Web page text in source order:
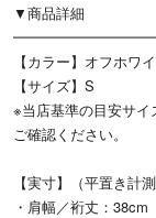
▼商品詳細
【カラー】オフホワ
【サイズ】S
※当店基準の目安サ
ご確認ください。
【実寸】（平置き計測
・肩幅／裄丈：38cm